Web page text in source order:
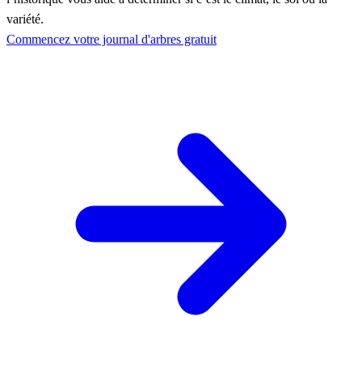
variété.
Commencez votre journal d'arbres gratuit